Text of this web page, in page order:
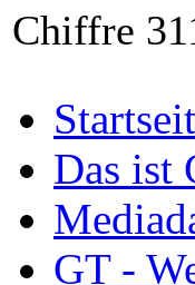
Chiffre
Das ist
GT -